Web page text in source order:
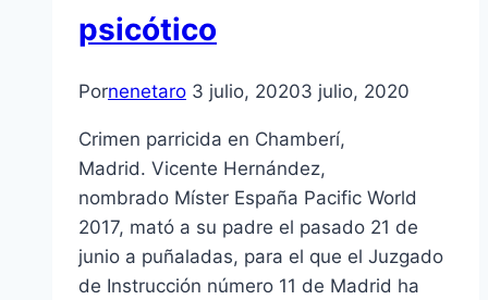
psicótico
Pornenetaro 3 julio, 20203 julio, 2020
Crimen parricida en Chamberí,
Madrid. Vicente Hernández,
nombrado Míster España Pacific World
2017, mató a su padre el pasado 21 de
junio a puñaladas, para el que el Juzgado
de Instrucción número 11 de Madrid ha